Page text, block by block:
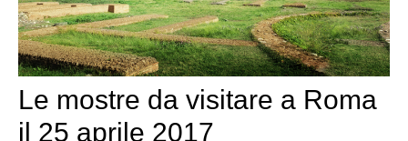
Le mostre da visitare a Roma
il 25 aprile 2017